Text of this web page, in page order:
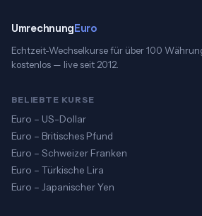
UmrechnungEuro
Echtzeit-Wechselkurse für über 100
kostenlos — live seit 2012.
BELIEBTE KURSE
Euro – US-Dollar
Euro – Britisches Pfund
Euro – Schweizer Franken
Euro – Türkische Lira
Euro – Japanischer Yen